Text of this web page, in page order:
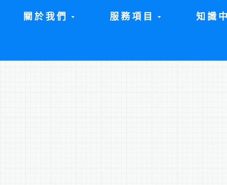
關於我們 服務項目 知識